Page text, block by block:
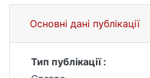
Основні дані публікації
Тип публікації :